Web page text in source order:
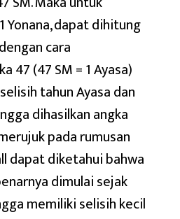
Yonana, dapat dihitung
cara
47 (47 SM = 1 Ayasa)
tahun Ayasa dan
dihasilkan angka
pada rumusan
dapat diketahui bahwa
dimulai sejak
memiliki selisih kecil